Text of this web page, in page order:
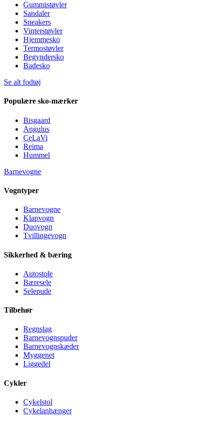
Gummistøvler
Sandaler
Sneakers
Vinterstøvler
Hjemmesko
Termostøvler
Begyndersko
Badesko
Se alt fodtøj
Populære sko-mærker
Bisgaard
Angulus
CeLaVi
Reima
Hummel
Barnevogne
Vogntyper
Barnevogne
Klapvogn
Duovogn
Tvillingevogn
Sikkerhed & bæring
Autostole
Bæresele
Selepude
Tilbehør
Regnslag
Barnevognspuder
Barnevognskæder
Myggenet
Liggedel
Cykler
Cykelstol
Cykelanhænger